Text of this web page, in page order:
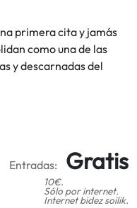
primera cita y jamás
como una de las
y descarnadas del
Entradas: Gratis
10€.
Sólo por internet.
Internet bidez soilik.